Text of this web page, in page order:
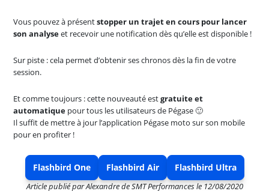
Vous pouvez à présentstopper un trajet en cours pour lancer
son analyseet recevoir une notification dès qu’elle est disponible !
Sur piste : cela permet d’obtenir ses chronos dès la fin de votre
session.
Et comme toujours : cette nouveauté estgratuite et
automatique pour tous les utilisateurs de Pégase 🙂
Il suffit de mettre à jour l’application Pégase moto sur son mobile
pour en profiter !
Flashbird One Flashbird Air Flashbird Ultra
Article publié parAlexandre de SMT Performancesle 12/08/2020